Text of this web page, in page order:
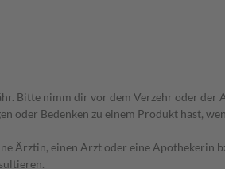
Bitte nimm dir vor dem Verzehr oder
oder Bedenken zu einem Produkt hast,
Ärztin, einen Arzt oder eine Apothekerin